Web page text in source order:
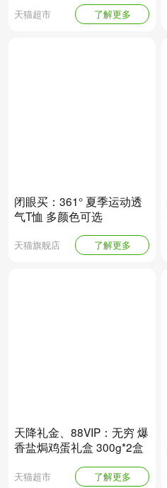
天猫超市 了解更多
闭眼买：361° 夏季运动透
气T恤 多颜色可选
天猫旗舰店 了解更多
天降礼金、88VIP：无穷 爆
香盐焗鸡蛋礼盒 300g*2盒
天猫超市 了解更多